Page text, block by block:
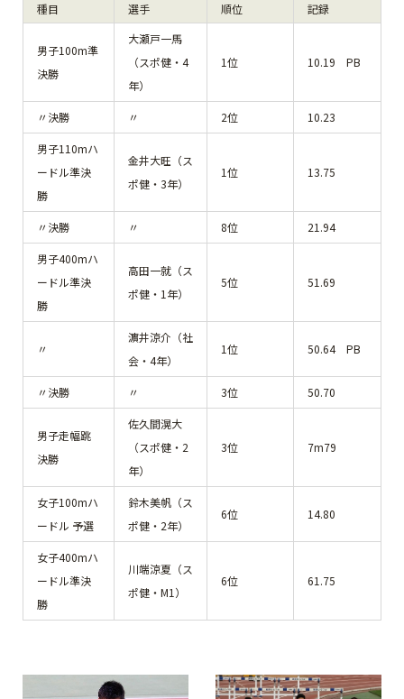
種目 選手 順位 記録
男子100m準
決勝
大瀬戸一馬
（スポ健・4
年）
1位 10.19 PB
〃決勝 〃 2位 10.23
男子110mハ
ードル準決
勝
金井大旺（ス
ポ健・3年）
1位 13.75
〃決勝 〃 8位 21.94
男子400mハ
ードル準決
勝
高田一就（ス
ポ健・1年）
5位 51.69
〃
濵井涼介（社
会・4年）
1位 50.64 PB
〃決勝 〃 3位 50.70
男子走幅跳
決勝
佐久間滉大
（スポ健・2
年）
3位 7m79
女子100mハ
ードル 予選
鈴木美帆（ス
ポ健・2年）
6位 14.80
女子400mハ
ードル準決
勝
川端涼夏（ス
ポ健・M1）
6位 61.75